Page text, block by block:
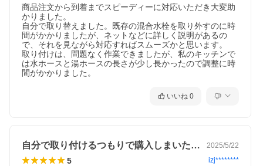
商品注文から到着までスピーディーに対応いただき大変助
かりました。
自分で取り替えました。既存の混合水栓を取り外すのに時
間がかかりましたが、ネットなどに詳しく説明があるの
で、それを見ながら対応すればスムーズかと思います。
取り付けは、問題なく作業できましたが、私のキッチンで
は水ホースと湯ホースの長さが少し長かったので調整に時
間がかかりました。
いいね 0
自分で取り付けるつもりで購入しまいたが… 2025/5/22
5 izj********